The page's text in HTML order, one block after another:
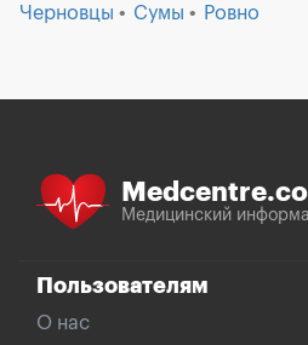
Черновцы
Сумы Ровно
Медицинский
Пользователям
О нас